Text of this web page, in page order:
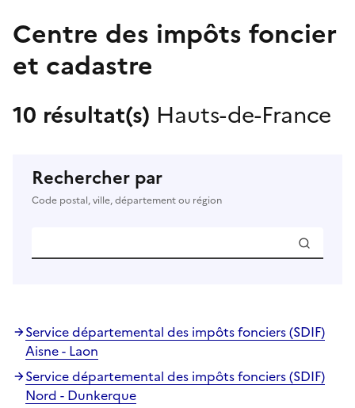
Centre des impôts foncier
et cadastre
10 résultat(s) Hauts-de-France
Rechercher par
Code postal, ville, département ou région
Service départemental des impôts fonciers (SDIF)
Aisne - Laon
Service départemental des impôts fonciers (SDIF)
Nord - Dunkerque